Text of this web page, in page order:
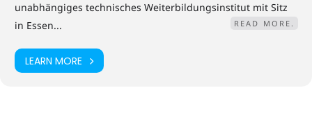
unabhängiges technisches Weiterbildungsinstitut mit Sitz
in Essen...
READ MORE.
LEARN MORE